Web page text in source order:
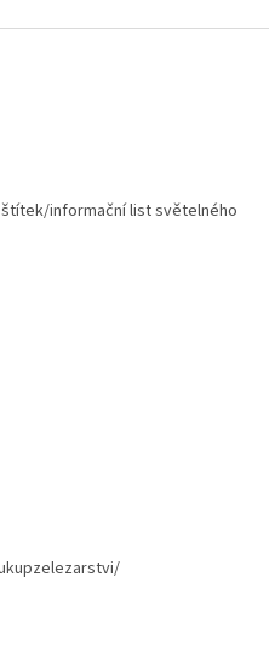
informační list světelného